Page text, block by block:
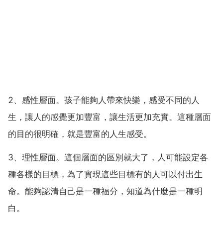
2、感性層面。孩子能夠人帶來快樂，感受不同的人
生，讓人的感覺更加豐富，讓生活更加充實。這種層面
的目的很明確，就是豐富的人生感受。
3、理性層面。這個層面的區別就大了，人可能設定各
種各樣的目標，為了實現這些目標有的人可以付出生
命。能夠認清自己是一種福分，知道為什麼是一種明
白。